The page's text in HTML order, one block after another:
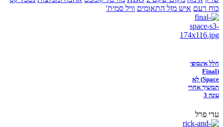
כוח רעם איש מזל התאומים וויל סמית'
חלל אינסופי
(Final
Space) לא
תמשיך אחרי
עונה 3
עדי פרל